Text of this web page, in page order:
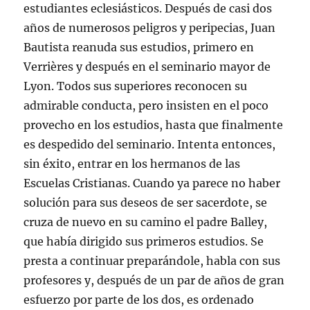
estudiantes eclesiásticos. Después de casi dos
años de numerosos peligros y peripecias, Juan
Bautista reanuda sus estudios, primero en
Verrières y después en el seminario mayor de
Lyon. Todos sus superiores reconocen su
admirable conducta, pero insisten en el poco
provecho en los estudios, hasta que finalmente
es despedido del seminario. Intenta entonces,
sin éxito, entrar en los hermanos de las
Escuelas Cristianas. Cuando ya parece no haber
solución para sus deseos de ser sacerdote, se
cruza de nuevo en su camino el padre Balley,
que había dirigido sus primeros estudios. Se
presta a continuar preparándole, habla con sus
profesores y, después de un par de años de gran
esfuerzo por parte de los dos, es ordenado